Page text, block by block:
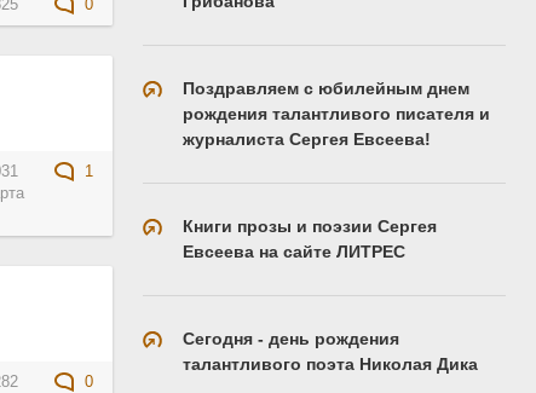
0
1
0
Поздравляем с юбилейным днем
рождения талантливого писателя и
журналиста Сергея Евсеева!
Книги прозы и поэзии Сергея
Евсеева на сайте ЛИТРЕС
Сегодня - день рождения
талантливого поэта Николая Дика